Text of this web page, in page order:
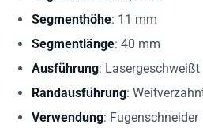
Segmenthöhe: 11 mm
Segmentlänge: 40 mm
Ausführung: Lasergeschweißt
Randausführung:
Verwendung: Fugenschneider